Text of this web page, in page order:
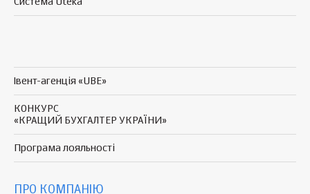
Івент-агенція «UBE»
КОНКУРС
«КРАЩИЙ БУХГАЛТЕР УКРАЇНИ»
Програма лояльності
ПРО КОМПАНІЮ